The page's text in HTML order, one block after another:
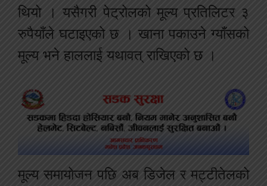
थियो । यसैगरी पेट्रोलको मूल्य प्रतिलिटर ३
रुपैयाँले घटाइएको छ । खाना पकाउने ग्याँसको
मूल्य भने हाललाई यथावत् राखिएको छ ।
मूल्य समायोजन पछि अब डिजेल र मट्टीतेलको